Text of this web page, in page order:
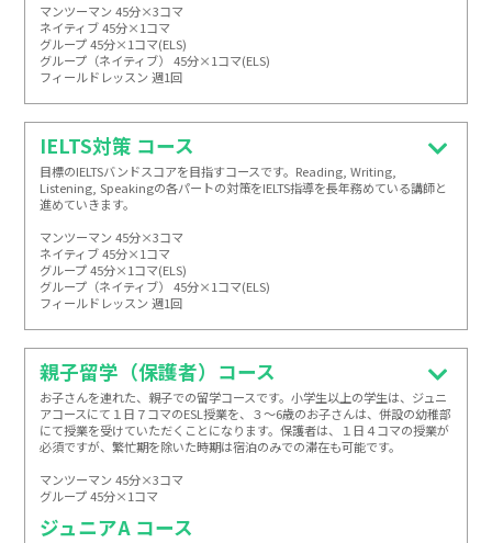
マンツーマン 45分×3コマ
ネイティブ 45分×1コマ
グループ 45分×1コマ(ELS)
グループ（ネイティブ） 45分×1コマ(ELS)
フィールドレッスン 週1回
IELTS対策 コース
目標のIELTSバンドスコアを目指すコースです。Reading, Writing,
Listening, Speakingの各パートの対策をIELTS指導を長年務めている講師と
進めていきます。
マンツーマン 45分×3コマ
ネイティブ 45分×1コマ
グループ 45分×1コマ(ELS)
グループ（ネイティブ） 45分×1コマ(ELS)
フィールドレッスン 週1回
親子留学（保護者）コース
お子さんを連れた、親子での留学コースです。小学生以上の学生は、ジュニ
アコースにて１日７コマのESL授業を、３〜6歳のお子さんは、併設の幼稚部
にて授業を受けていただくことになります。保護者は、１日４コマの授業が
必須ですが、繁忙期を除いた時期は宿泊のみでの滞在も可能です。
マンツーマン 45分×3コマ
グループ 45分×1コマ
ジュニアA コース